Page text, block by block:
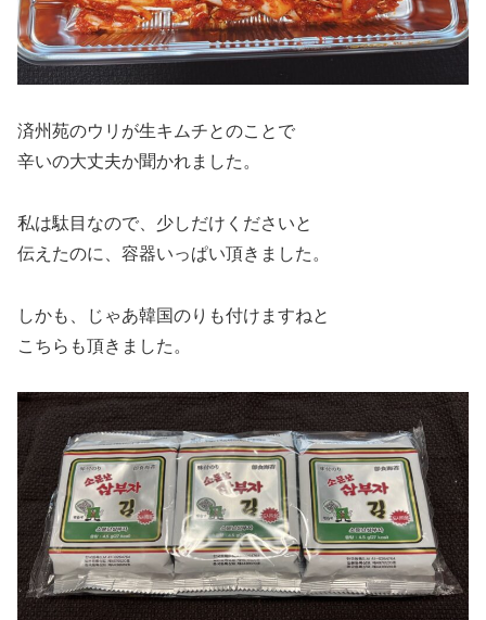
済州苑のウリが生キムチとのことで
辛いの大丈夫か聞かれました。
私は駄目なので、少しだけくださいと
伝えたのに、容器いっぱい頂きました。
しかも、じゃあ韓国のりも付けますねと
こちらも頂きました。